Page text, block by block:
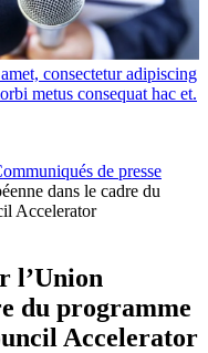
consectetur adipiscing
metus consequat hac et.
de presse
dans le cadre du
Accelerator
l’Union
du programme
Accelerator